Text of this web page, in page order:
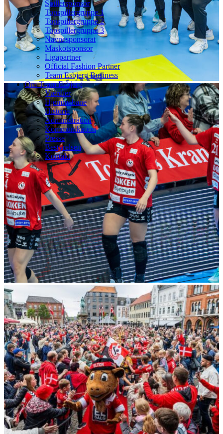
Spillersponsor
Topspillergruppe 1
Topspillergruppe 2
Topspillergruppe 3
Navnesponsorat
Maskotsponsor
Ligapartner
Official Fashion Partner
Team Esbjerg Business
Om Team Esbjerg
Værdier
Hjemmebane
Historie
Administration
Kommunikation
Presse
Bestyrelsen
Kontakt